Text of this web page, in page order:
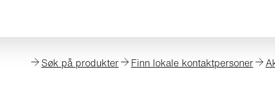
Søk på produkter Finn lokale kontaktpersoner